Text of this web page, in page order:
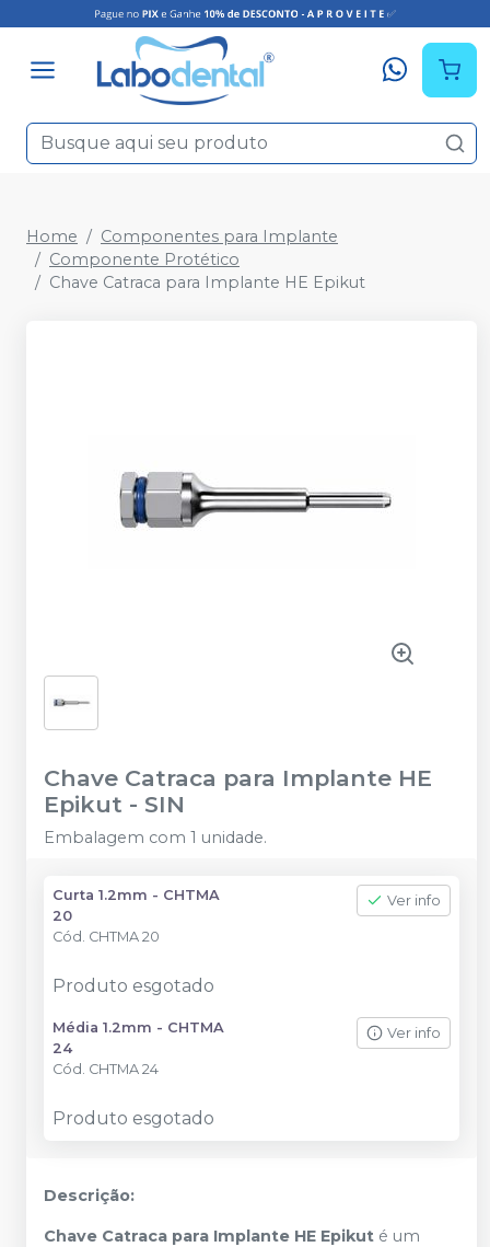
Home
Componentes para Implante
Componente Protético
Chave Catraca para Implante HE Epikut
Chave Catraca para Implante HE
Epikut - SIN
Embalagem com 1 unidade.
Curta 1.2mm - CHTMA
20
Cód. CHTMA 20
Ver info
Produto esgotado
Média 1.2mm - CHTMA
24
Cód. CHTMA 24
Ver info
Produto esgotado
Descrição:
Chave Catraca para Implante HE Epikut é um